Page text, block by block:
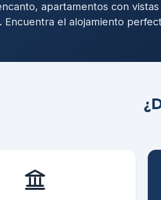
apartamentos con
Encuentra el alojamiento